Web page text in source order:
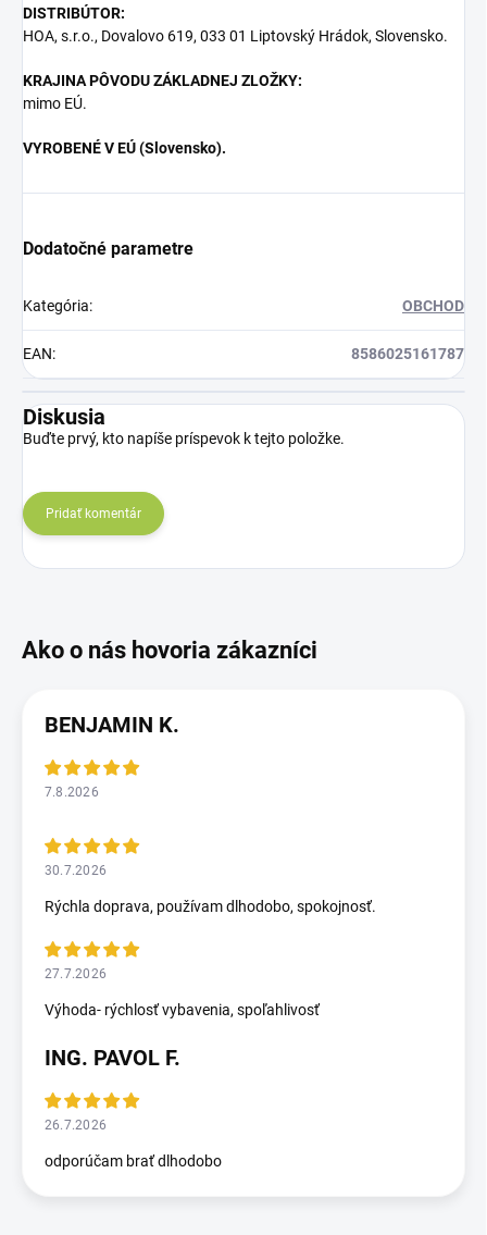
DISTRIBÚTOR:
HOA, s.r.o., Dovalovo 619, 033 01 Liptovský Hrádok, Slovensko.
KRAJINA PÔVODU ZÁKLADNEJ ZLOŽKY:
mimo EÚ.
VYROBENÉ V EÚ (Slovensko).
Dodatočné parametre
Kategória: OBCHOD
EAN: 8586025161787
Diskusia
Buďte prvý, kto napíše príspevok k tejto položke.
Pridať komentár
BENJAMIN K.
7.8.2026
30.7.2026
Rýchla doprava, používam dlhodobo, spokojnosť.
27.7.2026
Výhoda- rýchlosť vybavenia, spoľahlivosť
ING. PAVOL F.
26.7.2026
odporúčam brať dlhodobo